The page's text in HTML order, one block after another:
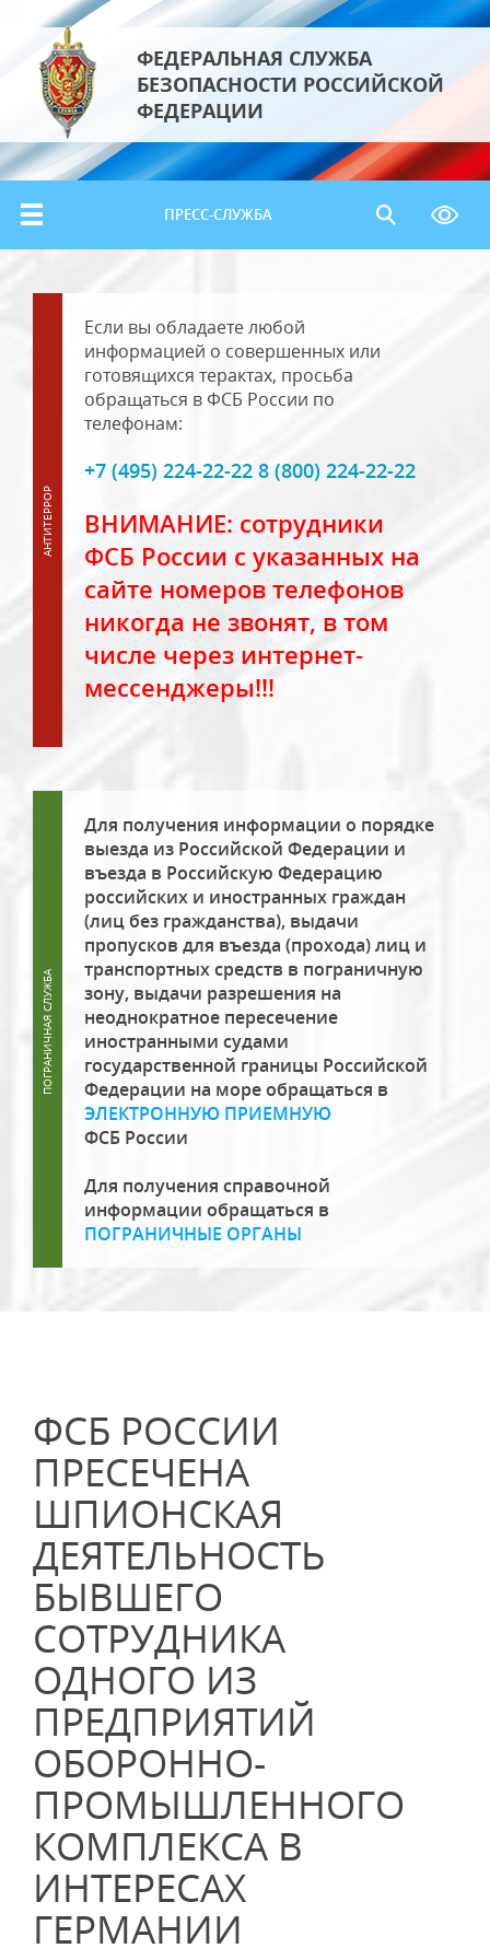
ФЕДЕРАЛЬНАЯ СЛУЖБА
БЕЗОПАСНОСТИ РОССИЙСКОЙ
ФЕДЕРАЦИИ
ПРЕСС-СЛУЖБА
Если вы обладаете любой
информацией о совершенных или
готовящихся терактах, просьба
обращаться в ФСБ России по
телефонам:
+7 (495) 224-22-22 8 (800) 224-22-22
ВНИМАНИЕ: сотрудники
ФСБ России с указанных на
сайте номеров телефонов
никогда не звонят, в том
числе через интернет-
мессенджеры!!!
Для получения информации о порядке
выезда из Российской Федерации и
въезда в Российскую Федерацию
российских и иностранных граждан
(лиц без гражданства), выдачи
пропусков для въезда (прохода) лиц и
транспортных средств в пограничную
зону, выдачи разрешения на
неоднократное пересечение
иностранными судами
государственной границы Российской
Федерации на море обращаться в
ЭЛЕКТРОННУЮ ПРИЕМНУЮ
ФСБ России
Для получения справочной
информации обращаться в
ПОГРАНИЧНЫЕ ОРГАНЫ
ФСБ РОССИИ
ПРЕСЕЧЕНА
ШПИОНСКАЯ
ДЕЯТЕЛЬНОСТЬ
БЫВШЕГО
СОТРУДНИКА
ОДНОГО ИЗ
ПРЕДПРИЯТИЙ
ОБОРОННО-
ПРОМЫШЛЕННОГО
КОМПЛЕКСА В
ИНТЕРЕСАХ
ГЕРМАНИИ